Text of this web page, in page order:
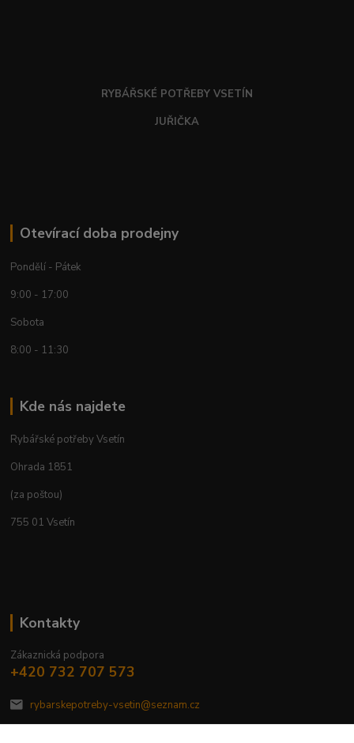
RYBÁŘSKÉ POTŘEBY VSETÍN
JUŘIČKA
Otevírací doba prodejny
Pondělí - Pátek
9:00 - 17:00
Sobota
8:00 - 11:30
Kde nás najdete
Rybářské potřeby Vsetín
Ohrada 1851
(za poštou)
755 01 Vsetín
Kontakty
Zákaznická podpora
+420 732 707 573
rybarskepotreby-vsetin@seznam.cz